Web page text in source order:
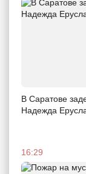
В Саратове
Надежда
16:29